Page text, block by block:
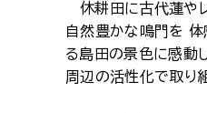
休耕田に古代蓮やレ
自然豊かな鳴門を 体
る島田の景色に感動
周辺の活性化で取り